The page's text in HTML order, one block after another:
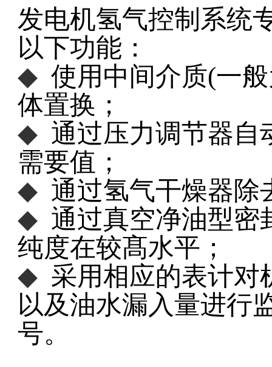
发电机氢气控制系统
以下功能：
◆ 使用中间介质(一
体置换；
◆ 通过压力调节器自
需要值；
◆ 通过氢气干燥器除
◆ 通过真空净油型密
纯度在较髙水平；
◆ 采用相应的表计对
以及油水漏入量进行
号。